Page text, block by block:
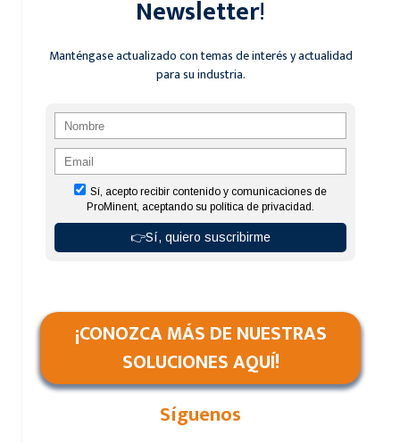
Newsletter!
Manténgase actualizado con temas de interés y actualidad
para su industria.
¡CONOZCA MÁS DE NUESTRAS
SOLUCIONES AQUÍ!
Síguenos